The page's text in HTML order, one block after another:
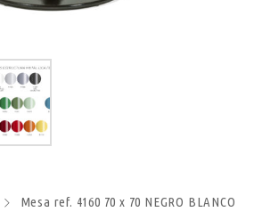
Mesa ref. 4160 70 x 70 NEGRO BLANCO